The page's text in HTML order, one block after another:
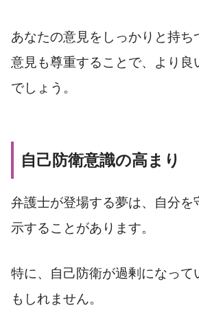
あなたの意見をしっかりと持ち
意見も尊重することで、より良
でしょう。
自己防衛意識の高まり
弁護士が登場する夢は、自分を
示することがあります。
特に、自己防衛が過剰になって
もしれません。